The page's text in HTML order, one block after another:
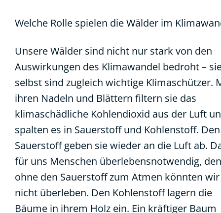
Welche Rolle spielen die Wälder im
Unsere Wälder sind nicht nur stark von den
Auswirkungen des Klimawandel bedroht –
selbst sind zugleich wichtige Klimaschützer.
ihren Nadeln und Blättern filtern sie das
klimaschädliche Kohlendioxid aus der Luft
spalten es in Sauerstoff und Kohlenstoff. Den
Sauerstoff geben sie wieder an die Luft ab.
für uns Menschen überlebensnotwendig,
ohne den Sauerstoff zum Atmen könnten wir
nicht überleben. Den Kohlenstoff lagern die
Bäume in ihrem Holz ein. Ein kräftiger Baum